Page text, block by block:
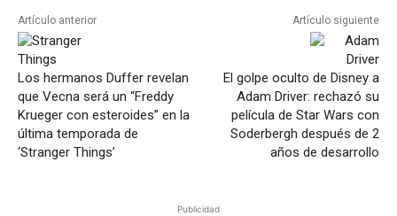
Artículo anterior
Los hermanos Duffer revelan
que Vecna será un “Freddy
Krueger con esteroides” en la
última temporada de
‘Stranger Things’
Artículo siguiente
El golpe oculto de Disney a
Adam Driver: rechazó su
película de Star Wars con
Soderbergh después de 2
años de desarrollo
Publicidad